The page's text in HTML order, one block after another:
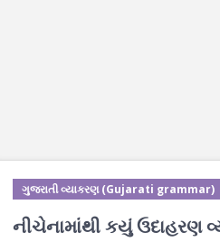
ગુજરાતી વ્યાકરણ (Gujarati grammar)
નીચેનામાંથી કયું ઉદાહરણ